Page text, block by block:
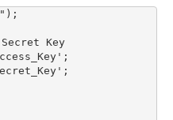
Secret Key